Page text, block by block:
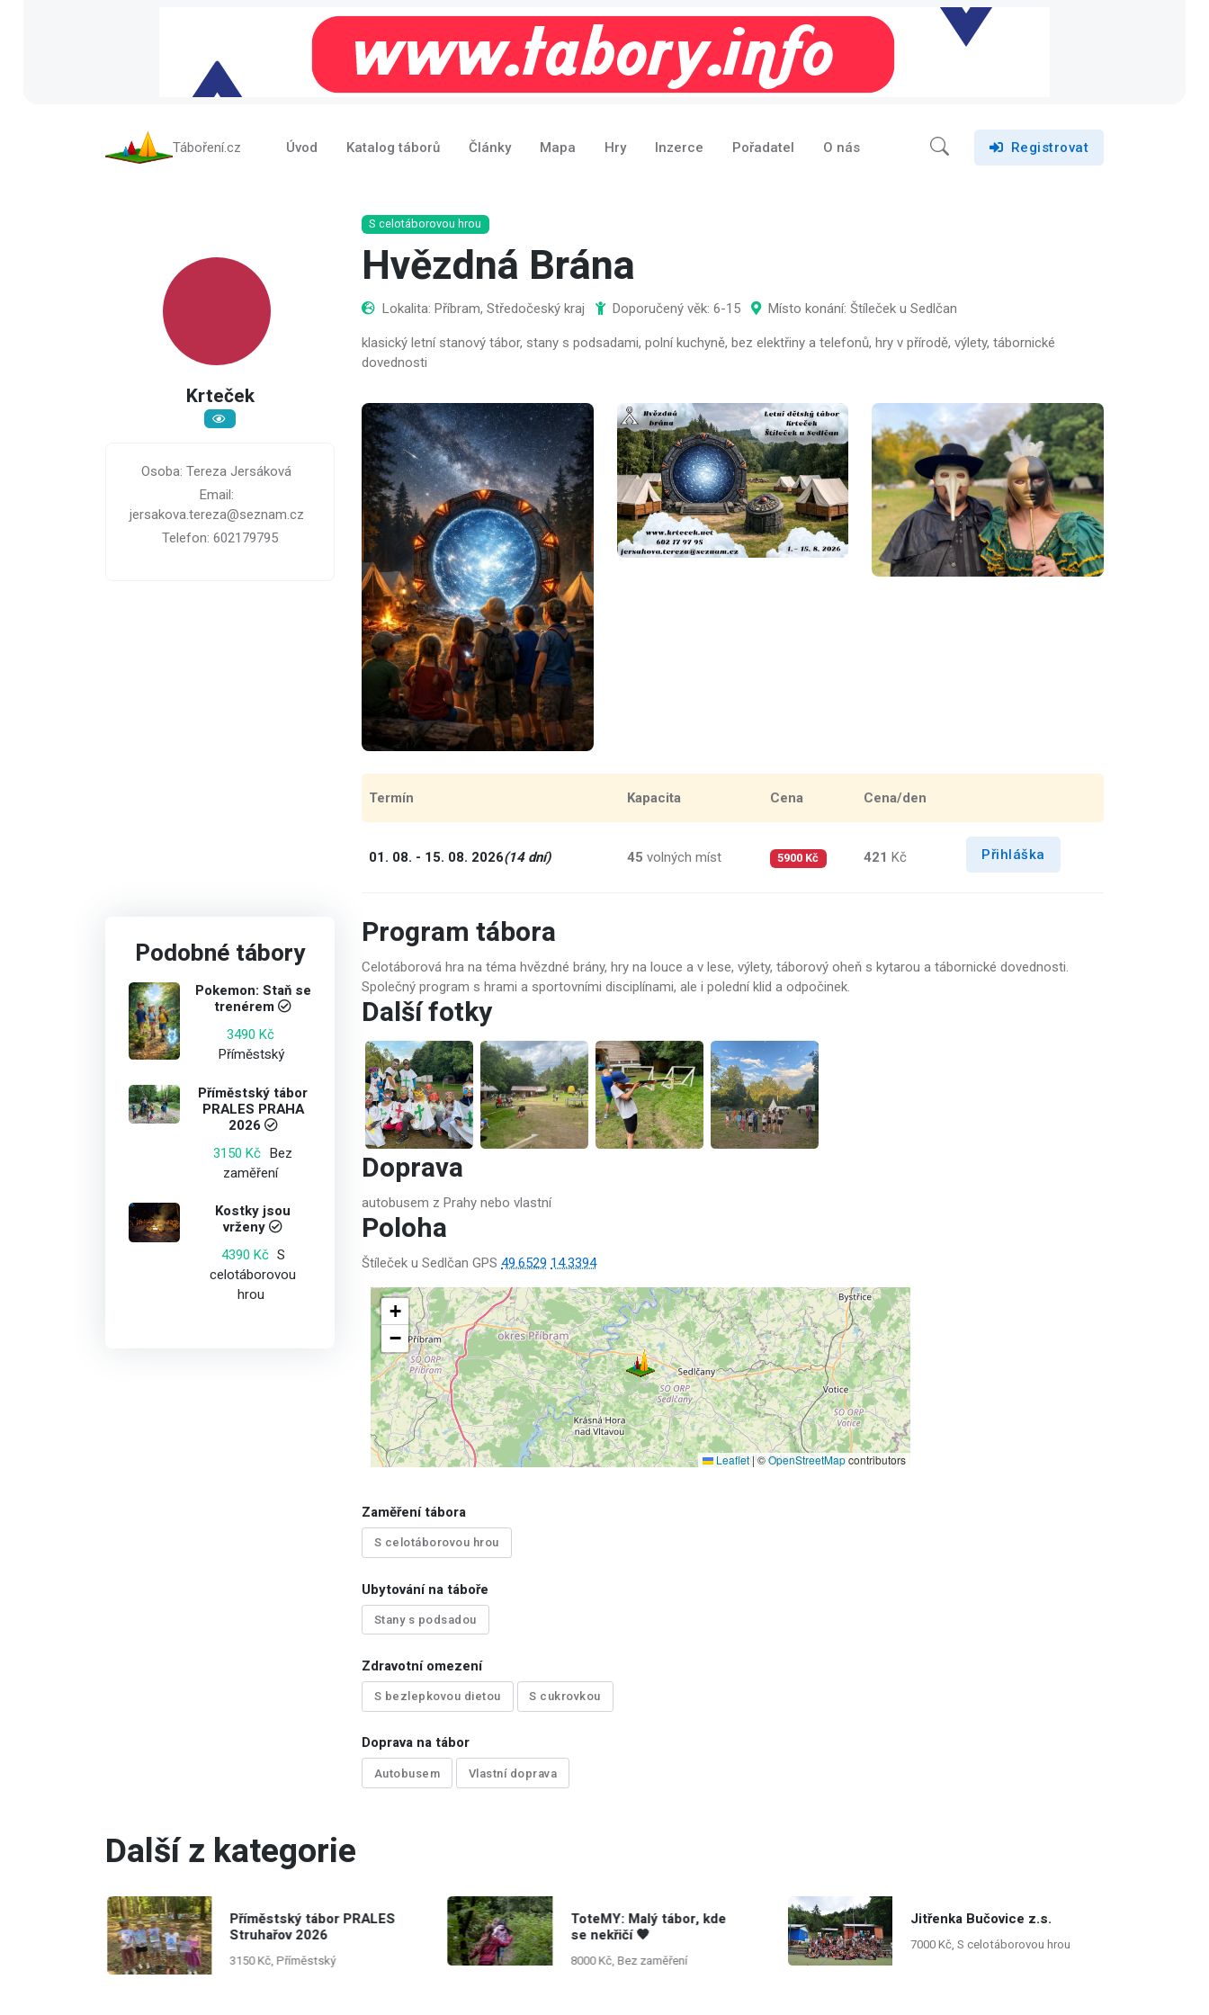
Táboření.cz Úvod Katalog táborů Články Mapa Hry Inzerce Pořadatel O nás Registrovat
Krteček
Osoba: Tereza Jersáková
Email:
jersakova.tereza@seznam.cz
Telefon: 602179795
S celotáborovou hrou
Hvězdná Brána
Lokalita: Příbram, Středočeský kraj Doporučený věk: 6-15 Místo konání: Štíleček u Sedlčan
klasický letní stanový tábor, stany s podsadami, polní kuchyně, bez elektřiny a telefonů, hry v přírodě, výlety, tábornické
dovednosti
Termín Kapacita Cena Cena/den
01. 08. - 15. 08. 2026(14 dní) 45 volných míst 5900 Kč 421 Kč Přihláška
Podobné tábory
Pokemon: Staň se
trenérem
3490 Kč
Příměstský
Příměstský tábor
PRALES PRAHA
2026
3150 Kč Bez
zaměření
Kostky jsou
vrženy
4390 Kč S
celotáborovou
hrou
Program tábora
Celotáborová hra na téma hvězdné brány, hry na louce a v lese, výlety, táborový oheň s kytarou a tábornické dovednosti.
Společný program s hrami a sportovními disciplínami, ale i polední klid a odpočinek.
Další fotky
Doprava
autobusem z Prahy nebo vlastní
Poloha
Štíleček u Sedlčan GPS 49.6529 14.3394
+
−
Leaflet|©OpenStreetMapcontributors
Zaměření tábora
S celotáborovou hrou
Ubytování na táboře
Stany s podsadou
Zdravotní omezení
S bezlepkovou dietou S cukrovkou
Doprava na tábor
Autobusem Vlastní doprava
Další z kategorie
Příměstský tábor PRALES
Struhařov 2026
3150 Kč, Příměstský
ToteMY: Malý tábor, kde
se nekřičí 🧡
8000 Kč, Bez zaměření
Jitřenka Bučovice z.s.
7000 Kč, S celotáborovou hrou